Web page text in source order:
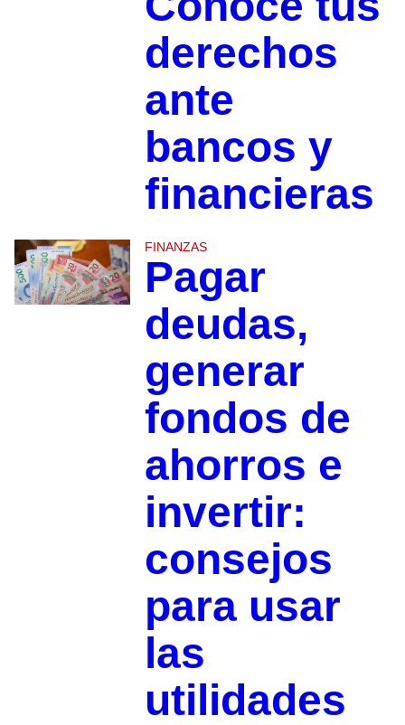
derechos
ante
bancos y
financieras
FINANZAS
Pagar
deudas,
generar
fondos de
ahorros e
invertir:
consejos
para usar
las
utilidades